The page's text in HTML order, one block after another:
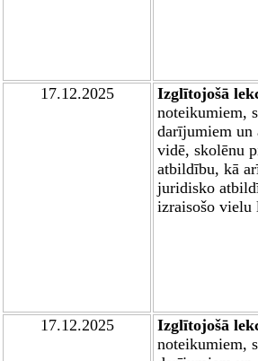
17.12.2025
Izglītojošā
noteikumiem,
darījumiem un
vidē, skolēnu
atbildību, kā
juridisko
izraisošo vielu
17.12.2025
Izglītojošā
noteikumiem,